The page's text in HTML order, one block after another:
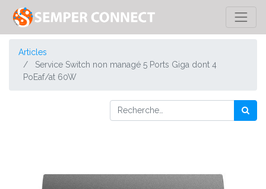
Articles
Service Switch non managé 5 Ports Giga dont 4
PoEaf/at 60W